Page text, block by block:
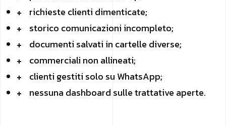
richieste clienti dimenticate;
storico comunicazioni incompleto;
documenti salvati in cartelle diverse;
commerciali non allineati;
clienti gestiti solo su WhatsApp;
nessuna dashboard sulle trattative aperte.